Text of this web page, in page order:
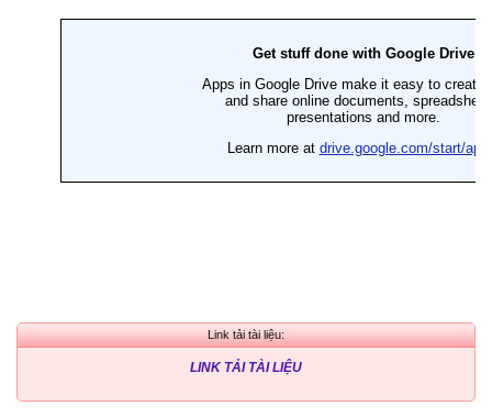
Link tải tài liệu:
LINK TẢI TÀI LIỆU